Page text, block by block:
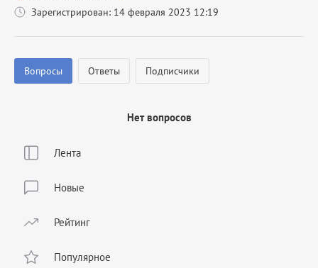
Лента
Новые
Рейтинг
Популярное
Зарегистрирован: 14 февраля 2023 12:19
Вопросы Ответы Подписчики
Нет вопросов